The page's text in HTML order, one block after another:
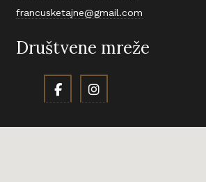
francusketajne@gmail.com
Društvene mreže